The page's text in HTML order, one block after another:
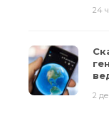
24
2